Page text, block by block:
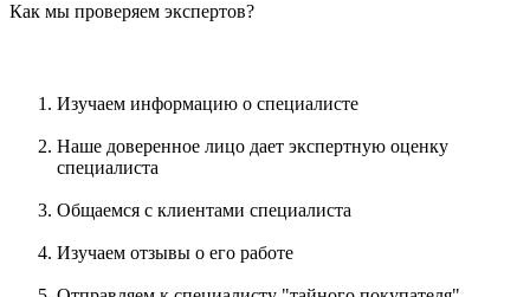
Как мы проверяем экспертов?
Изучаем информацию о специалисте
Наше доверенное лицо дает экспертную оценку
специалиста
Общаемся с клиентами специалиста
Изучаем отзывы о его работе